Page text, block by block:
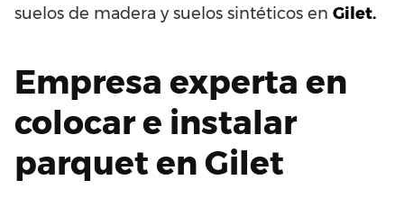
suelos de madera y suelos sintéticos en Gilet.
Empresa experta en
colocar e instalar
parquet en Gilet